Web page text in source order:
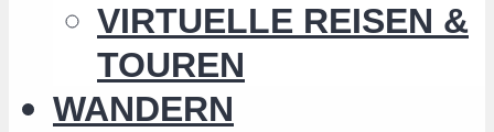
VIRTUELLE REISEN &
TOUREN
WANDERN